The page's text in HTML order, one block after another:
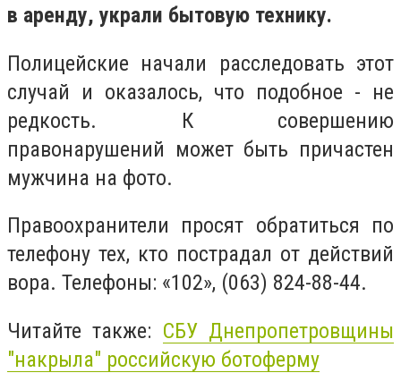
в аренду, украли бытовую технику.
Полицейские начали расследовать этот
случай и оказалось, что подобное - не
редкость. К совершению
правонарушений может быть причастен
мужчина на фото.
Правоохранители просят обратиться по
телефону тех, кто пострадал от действий
вора. Телефоны: «102», (063) 824-88-44.
Читайте также: СБУ Днепропетровщины
"накрыла" российскую ботоферму